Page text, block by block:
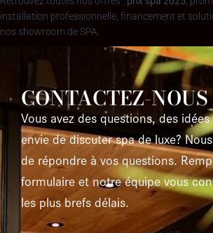
installation professionnelle, financement et
nos showroom de SPA.
CONTACTEZ-NOUS
Vous avez des questions, des
envie de discuter spa de luxe?
de répondre à vos questions.
formulaire et notre équipe vous
les plus brefs délais.